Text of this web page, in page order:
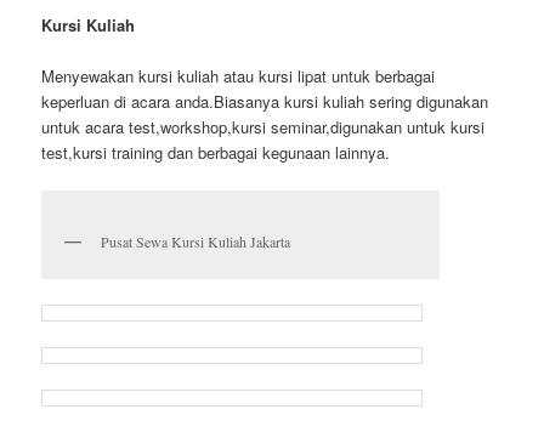
Kursi Kuliah
Menyewakan kursi kuliah atau kursi lipat untuk berbagai
keperluan di acara anda.Biasanya kursi kuliah sering digunakan
untuk acara test,workshop,kursi seminar,digunakan untuk kursi
test,kursi training dan berbagai kegunaan lainnya.
Pusat Sewa Kursi Kuliah Jakarta